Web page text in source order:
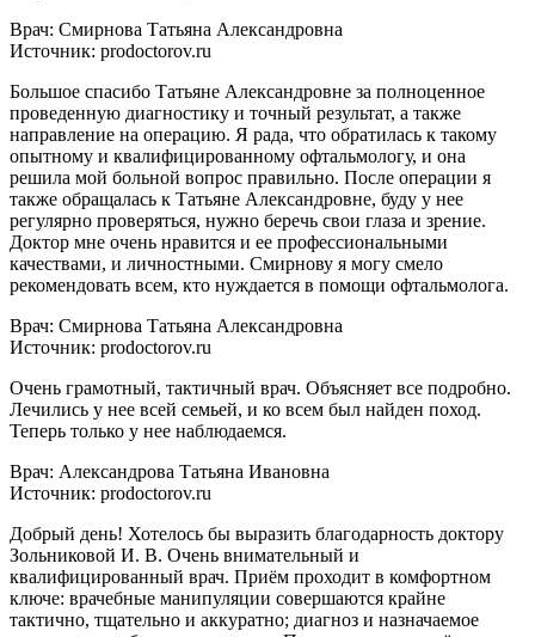
Врач: Смирнова Татьяна Александровна
Источник: prodoctorov.ru
Большое спасибо Татьяне Александровне за полноценное
проведенную диагностику и точный результат, а также
направление на операцию. Я рада, что обратилась к такому
опытному и квалифицированному офтальмологу, и она
решила мой больной вопрос правильно. После операции я
также обращалась к Татьяне Александровне, буду у нее
регулярно проверяться, нужно беречь свои глаза и зрение.
Доктор мне очень нравится и ее профессиональными
качествами, и личностными. Смирнову я могу смело
рекомендовать всем, кто нуждается в помощи офтальмолога.
Врач: Смирнова Татьяна Александровна
Источник: prodoctorov.ru
Очень грамотный, тактичный врач. Объясняет все подробно.
Лечились у нее всей семьей, и ко всем был найден поход.
Теперь только у нее наблюдаемся.
Врач: Александрова Татьяна Ивановна
Источник: prodoctorov.ru
Добрый день! Хотелось бы выразить благодарность доктору
Зольниковой И. В. Очень внимательный и
квалифицированный врач. Приём проходит в комфортном
ключе: врачебные манипуляции совершаются крайне
тактично, тщательно и аккуратно; диагноз и назначаемое